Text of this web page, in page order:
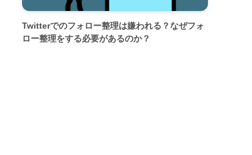
Twitterでのフォロー整理は嫌われる？なぜフォ
ロー整理をする必要があるのか？